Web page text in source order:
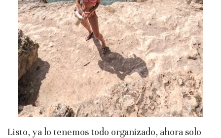
Listo, ya lo tenemos todo organizado, ahora solo